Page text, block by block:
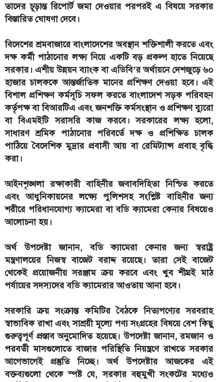
তাদের চূড়ান্ত রিপোর্ট জমা দেওয়ার পরপরই এ বিষয়ে সরকার
বিস্তারিত ঘোষণা দেবে।
বিদেশের শ্রমবাজারে বাংলাদেশের অবস্থান শক্তিশালী করতে এবং
দক্ষ কর্মী পাঠানোর লক্ষ্য নিয়ে একটি বড় প্রকল্প হাতে নিয়েছে
সরকার। এশীয় উন্নয়ন ব্যাংক বা এডিবি’র অর্থায়নে দেশজুড়ে ৬০
হাজার চালককে আন্তর্জাতিক মানের প্রশিক্ষণ দেওয়া হবে। এই
বিশাল প্রশিক্ষণ কর্মসূচি সফল করতে বাংলাদেশ সড়ক পরিবহন
কর্তৃপক্ষ বা বিআরটিএ এবং জনশক্তি কর্মসংস্থান ও প্রশিক্ষণ ব্যুরো
বা বিএমইটি সরাসরি কাজ করবে। সরকারের লক্ষ্য হলো,
সাধারণ শ্রমিক পাঠানোর পরিবর্তে দক্ষ ও প্রশিক্ষিত চালক
পাঠিয়ে বৈদেশিক মুদ্রার প্রবাসী আয় বা রেমিট্যান্স প্রবাহ বৃদ্ধি
করা।
আইনশৃঙ্খলা রক্ষাকারী বাহিনীর জবাবদিহিতা নিশ্চিত করতে
এবং আধুনিকায়নের লক্ষ্যে পুলিশসহ সংশ্লিষ্ট বাহিনীর জন্য
শরীরে পরিধানযোগ্য ক্যামেরা বা বডি ক্যামেরা কেনার বিষয়েও
আলোচনা হয়।
অর্থ উপদেষ্টা জানান, বডি ক্যামেরা কেনার জন্য স্বরাষ্ট্র
মন্ত্রণালয়ের নিজস্ব বাজেট বরাদ্দ রয়েছে। তারা সেই বাজেট
থেকেই প্রয়োজনীয় সরঞ্জাম ক্রয় করবে এবং খুব শীঘ্রই মাঠ
পর্যায়ের সদস্যদের বডি ক্যামেরার আওতায় আনা হবে।
সরকারি ক্রয় সংক্রান্ত কমিটির বৈঠকে নিত্যপণ্যের সরবরাহ
স্বাভাবিক রাখা এবং সাশ্রয়ী মূল্যে পণ্য সংগ্রহের বিষয়ে বেশ কিছু
গুরুত্বপূর্ণ প্রস্তাব অনুমোদিত হয়েছে। উপদেষ্টা জানান, রমজান ও
পরবর্তী মাসগুলোতে বাজার পরিস্থিতি নিয়ন্ত্রণে রাখতে সরকার
আগেভাগেই প্রস্তুতি নিচ্ছে। অর্থ উপদেষ্টার আজকের এই
বক্তব্যগুলো থেকে স্পষ্ট যে, সরকার বহুমুখী সংকটের মধ্যেও